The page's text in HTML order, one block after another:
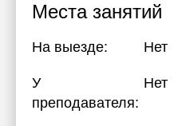
Места занятий
На выезде: Нет
У
преподавателя:
Нет